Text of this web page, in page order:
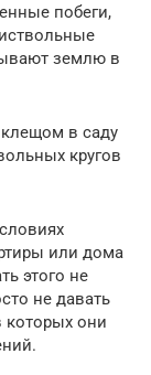
побеги,
землю в
в саду
кругов
или дома
этого не
не давать
которых они